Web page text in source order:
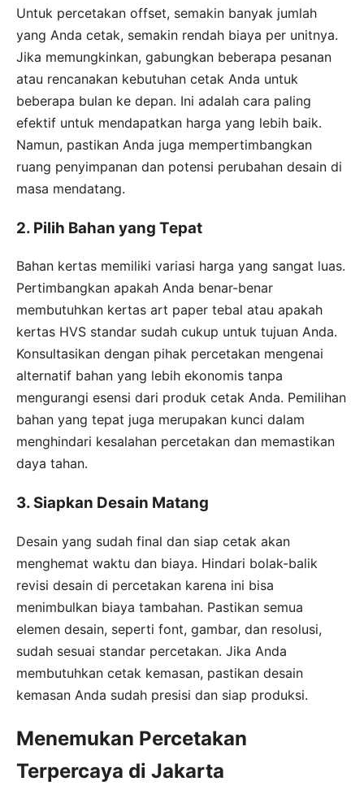
Untuk percetakan offset, semakin banyak jumlah
yang Anda cetak, semakin rendah biaya per unitnya.
Jika memungkinkan, gabungkan beberapa pesanan
atau rencanakan kebutuhan cetak Anda untuk
beberapa bulan ke depan. Ini adalah cara paling
efektif untuk mendapatkan harga yang lebih baik.
Namun, pastikan Anda juga mempertimbangkan
ruang penyimpanan dan potensi perubahan desain di
masa mendatang.
2. Pilih Bahan yang Tepat
Bahan kertas memiliki variasi harga yang sangat luas.
Pertimbangkan apakah Anda benar-benar
membutuhkan kertas art paper tebal atau apakah
kertas HVS standar sudah cukup untuk tujuan Anda.
Konsultasikan dengan pihak percetakan mengenai
alternatif bahan yang lebih ekonomis tanpa
mengurangi esensi dari produk cetak Anda. Pemilihan
bahan yang tepat juga merupakan kunci dalam
menghindari kesalahan percetakan dan memastikan
daya tahan.
3. Siapkan Desain Matang
Desain yang sudah final dan siap cetak akan
menghemat waktu dan biaya. Hindari bolak-balik
revisi desain di percetakan karena ini bisa
menimbulkan biaya tambahan. Pastikan semua
elemen desain, seperti font, gambar, dan resolusi,
sudah sesuai standar percetakan. Jika Anda
membutuhkan cetak kemasan, pastikan desain
kemasan Anda sudah presisi dan siap produksi.
Menemukan Percetakan
Terpercaya di Jakarta